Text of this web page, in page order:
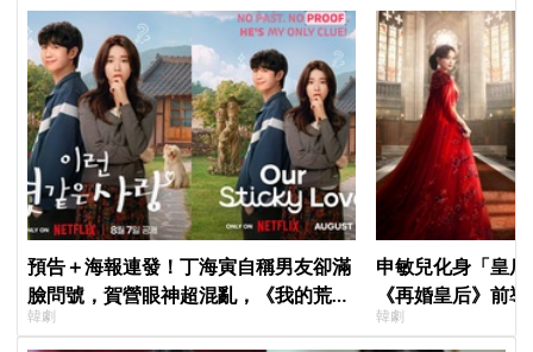
預告＋海報連發！丁海寅自稱男友卻滿
臉問號，賀營眼神超混亂，《我的荒糖
戀愛》定檔8月7日，還沒播就讓網友瘋
韓劇
申敏兒化身「皇
《再婚皇后》前
＋豪華主演陣容
韓劇